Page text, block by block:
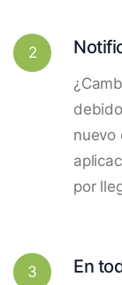
2
nuevo
por
3 En